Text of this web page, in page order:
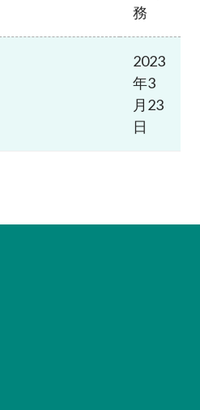
務
2023
年3
月23
日